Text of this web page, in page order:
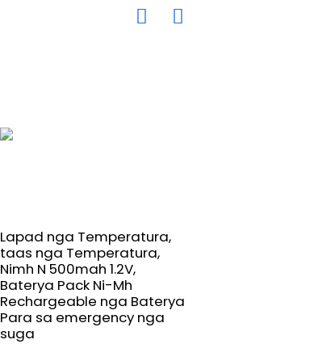
Lapad nga Temperatura,
taas nga Temperatura,
Nimh N 500mah 1.2V,
Baterya Pack Ni-Mh
Rechargeable nga Baterya
Para sa emergency nga
suga